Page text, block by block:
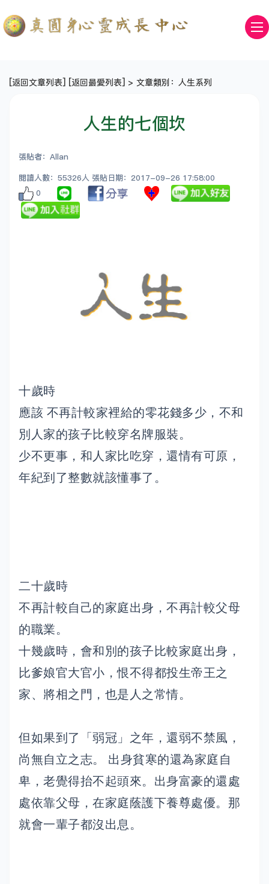
[返回文章列表] [返回最愛列表] > 文章類別：人生系列
人生的七個坎
張貼者：Allan
閱讀人數：55326人 張貼日期：2017-09-26 17:58:00
0
十歲時
應該 不再計較家裡給的零花錢多少，不和
別人家的孩子比較穿名牌服裝。
少不更事，和人家比吃穿，還情有可原，
年紀到了整數就該懂事了。
二十歲時
不再計較自己的家庭出身，不再計較父母
的職業。
十幾歲時，會和別的孩子比較家庭出身，
比爹娘官大官小，恨不得都投生帝王之
家、將相之門，也是人之常情。
但如果到了「弱冠」之年，還弱不禁風，
尚無自立之志。 出身貧寒的還為家庭自
卑，老覺得抬不起頭來。出身富豪的還處
處依靠父母，在家庭蔭護下養尊處優。那
就會一輩子都沒出息。